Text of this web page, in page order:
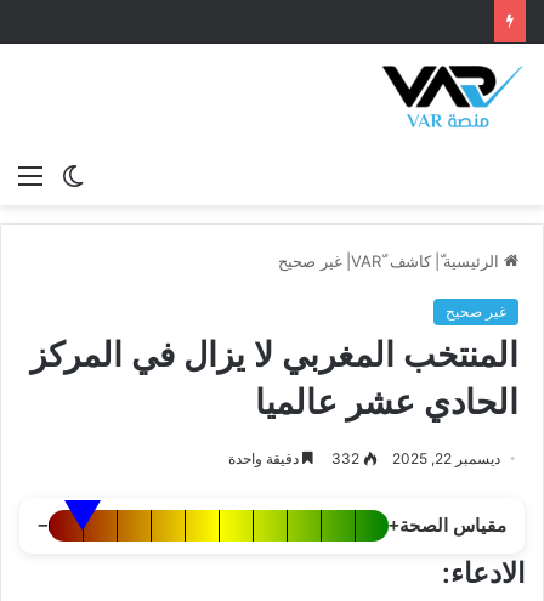
الوضع
الرئيسية كاشف VAR غير صحيح
غير صحيح
المنتخب المغربي لا يزال في المركز
الحادي عشر عالميا
ديسمبر 22, 2025 332 دقيقة واحدة
مقياس الصحة+
−
الادعاء: